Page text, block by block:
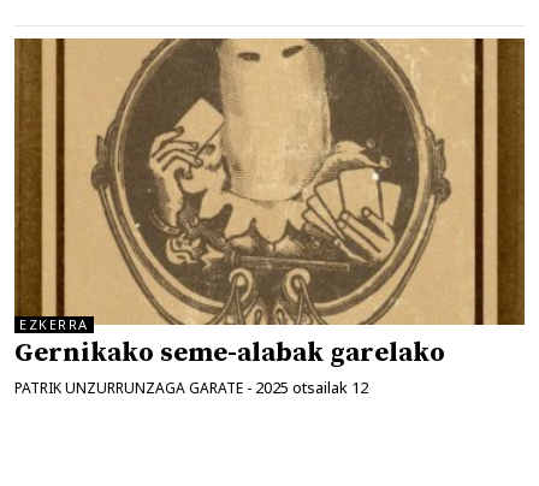
EZKERRA
Gernikako seme-alabak garelako
PATRIK UNZURRUNZAGA GARATE - 2025 otsailak 12